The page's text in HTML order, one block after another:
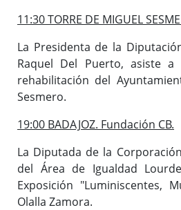
11:30 TORRE DE MIGUEL
La Presidenta de la
Raquel Del Puerto, asiste
rehabilitación del
Sesmero.
19:00 BADAJOZ. Fundación CB.
La Diputada de la
del Área de Igualdad
Exposición "Luminiscentes,
Olalla Zamora.